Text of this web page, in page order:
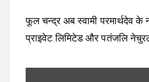
फूल चन्द्र अब स्वामी परमार्थदेव के
प्राइवेट लिमिटेड और पतंजलि